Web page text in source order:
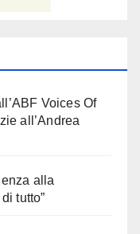
Voices Of
all’Andrea
alla
tutto”